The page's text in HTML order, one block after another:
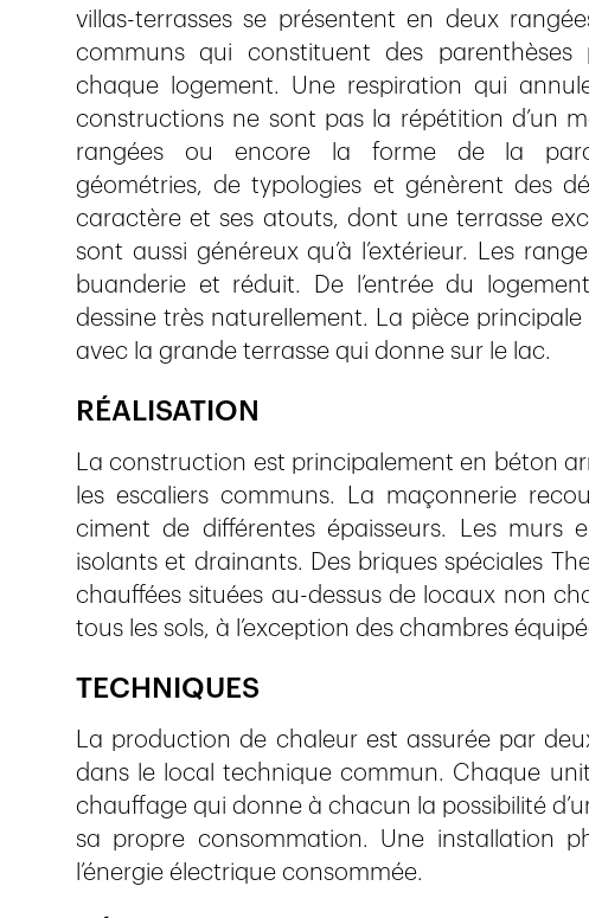
villas-terrasses se présentent en deux
communs qui constituent des parenthèses
chaque logement. Une respiration qui
constructions ne sont pas la répétition d’un
rangées ou encore la forme de la
géométries, de typologies et génèrent des
caractère et ses atouts, dont une terrasse
sont aussi généreux qu’à l’extérieur. Les
buanderie et réduit. De l’entrée du
dessine très naturellement. La pièce
avec la grande terrasse qui donne sur le lac.
RÉALISATION
La construction est principalement en béton
les escaliers communs. La maçonnerie
ciment de différentes épaisseurs. Les murs
isolants et drainants. Des briques spéciales
chauffées situées au-dessus de locaux non
tous les sols, à l’exception des chambres
TECHNIQUES
La production de chaleur est assurée par
dans le local technique commun. Chaque
chauffage qui donne à chacun la possibilité
sa propre consommation. Une installation
l’énergie électrique consommée.